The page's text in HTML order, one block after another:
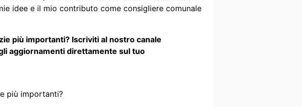
idee e il mio contributo come consigliere comunale
più importanti? Iscriviti al nostro canale
aggiornamenti direttamente sul tuo
più importanti?